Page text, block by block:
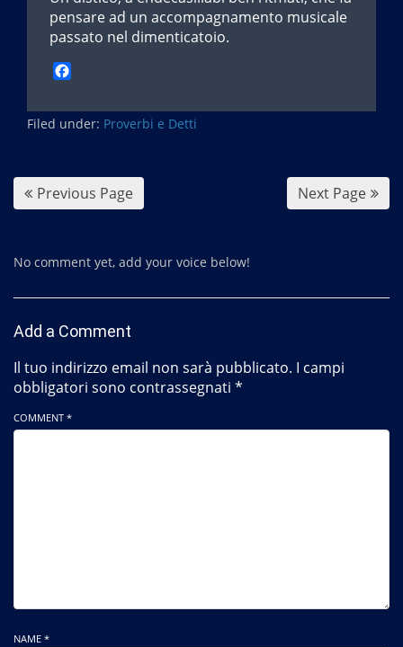
pensare ad un accompagnamento musicale
passato nel dimenticatoio.
c
e
o
k
Filed under: Proverbi e Detti
Previous Page Next Page
No comment yet, add your voice below!
Add a Comment
Il tuo indirizzo email non sarà pubblicato. I campi
obbligatori sono contrassegnati *
COMMENT *
NAME *